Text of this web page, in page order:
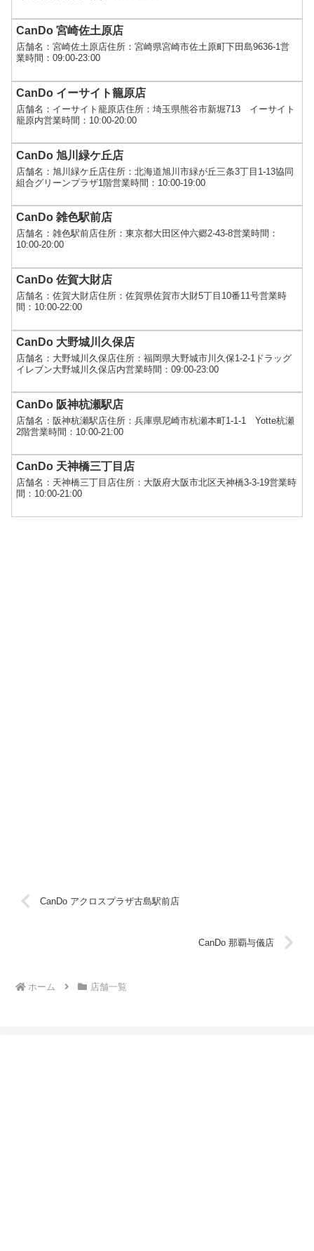
CanDo 宮崎佐土原店
店舗名：宮崎佐土原店住所：宮崎県宮崎市佐土原町下田島9636-1営
業時間：09:00-23:00
CanDo イーサイト籠原店
店舗名：イーサイト籠原店住所：埼玉県熊谷市新堀713 イーサイト
籠原内営業時間：10:00-20:00
CanDo 旭川緑ケ丘店
店舗名：旭川緑ケ丘店住所：北海道旭川市緑が丘三条3丁目1-13協同
組合グリーンプラザ1階営業時間：10:00-19:00
CanDo 雑色駅前店
店舗名：雑色駅前店住所：東京都大田区仲六郷2-43-8営業時間：
10:00-20:00
CanDo 佐賀大財店
店舗名：佐賀大財店住所：佐賀県佐賀市大財5丁目10番11号営業時
間：10:00-22:00
CanDo 大野城川久保店
店舗名：大野城川久保店住所：福岡県大野城市川久保1-2-1ドラッグ
イレブン大野城川久保店内営業時間：09:00-23:00
CanDo 阪神杭瀬駅店
店舗名：阪神杭瀬駅店住所：兵庫県尼崎市杭瀬本町1-1-1 Yotte杭瀬
2階営業時間：10:00-21:00
CanDo 天神橋三丁目店
店舗名：天神橋三丁目店住所：大阪府大阪市北区天神橋3-3-19営業時
間：10:00-21:00
CanDo アクロスプラザ古島駅前店
CanDo 那覇与儀店
ホーム 店舗一覧